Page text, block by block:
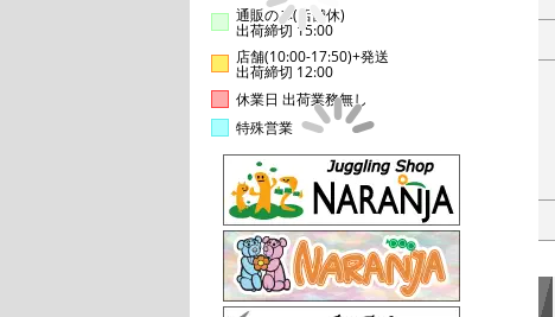
通販のみ(店舗休)
出荷締切 15:00
店舗(10:00-17:50)+発送
出荷締切 12:00
休業日 出荷業務無し
特殊営業